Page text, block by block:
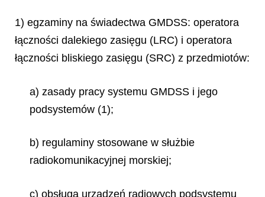
1) egzaminy na świadectwa GMDSS: operatora
łączności dalekiego zasięgu (LRC) i operatora
łączności bliskiego zasięgu (SRC) z przedmiotów:
a) zasady pracy systemu GMDSS i jego
podsystemów (1);
b) regulaminy stosowane w służbie
radiokomunikacyjnej morskiej;
c) obsługa urządzeń radiowych podsystemu